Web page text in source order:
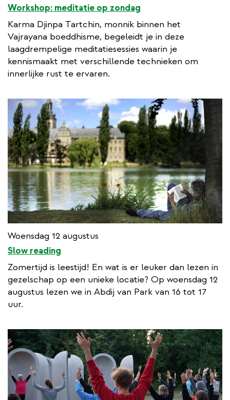
Workshop: meditatie op zondag
Karma Djinpa Tartchin, monnik binnen het
Vajrayana boeddhisme, begeleidt je in deze
laagdrempelige meditatiesessies waarin je
kennismaakt met verschillende technieken om
innerlijke rust te ervaren.
Woensdag 12 augustus
Slow reading
Zomertijd is leestijd! En wat is er leuker dan lezen in
gezelschap op een unieke locatie? Op woensdag 12
augustus lezen we in Abdij van Park van 16 tot 17
uur.